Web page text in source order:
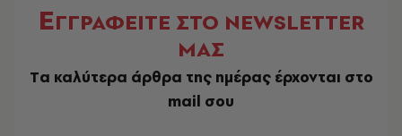
ΕΓΓΡΑΦΕΙΤΕ ΣΤΟ NEWSLETTER
ΜΑΣ
Tα καλύτερα άρθρα της ημέρας έρχονται στο
mail σου